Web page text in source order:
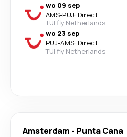
wo 09 sep
AMS-PUJ· Direct
TUI fly Netherlands
wo 23 sep
PUJ-AMS· Direct
TUI fly Netherlands
Amsterdam - Punta Cana